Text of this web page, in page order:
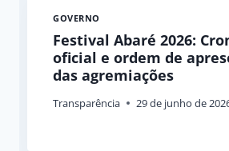
GOVERNO
Festival Abaré 2026:
oficial e ordem de
das agremiações
Transparência 29 de junho de